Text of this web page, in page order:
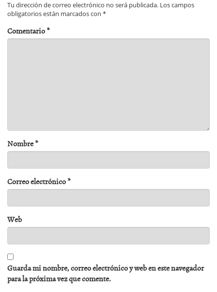
Tu dirección de correo electrónico no será publicada. Los campos
obligatorios están marcados con *
Comentario*
Nombre*
Correo electrónico*
Web
Guarda mi nombre, correo electrónico y web en este navegador
para la próxima vez que comente.